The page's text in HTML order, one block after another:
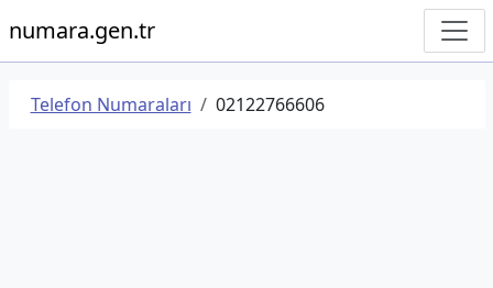
numara.gen.tr
Telefon Numaraları 02122766606